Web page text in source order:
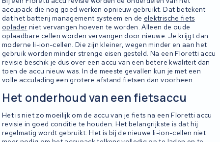
accupack die nog goed werken opnieuw gebruikt. Dat betekent
dat het batterij management systeem en de elektrische fiets
oplader niet vervangen hoeven te worden. Alleen de oude
oplaadbare cellen worden vervangen door nieuwe. Je krijgt dan
moderne li-ion-cellen. Die zijn kleiner, wegen minder en aan het
gebruik worden minder strenge eisen gesteld. Na een Floretti accu
revisie beschik je dus over een accu van een betere kwaliteit dan
toen de accu nieuw was. In de meeste gevallen kun je met een
volle acculading een grotere afstand fietsen dan voorheen.
Het onderhoud van een fietsaccu
Het is niet zo moeilijk om de accu van je fiets na een Floretti accu
revisie in goed conditie te houden. Het belangrijkste is dat hij
regelmatig wordt gebruikt. Het is bij de nieuwe li-ion-cellen niet